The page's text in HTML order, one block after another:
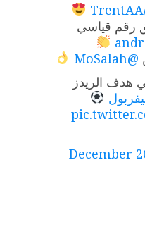
رقم قياسي
@MoSalah
هدف الريدز
December